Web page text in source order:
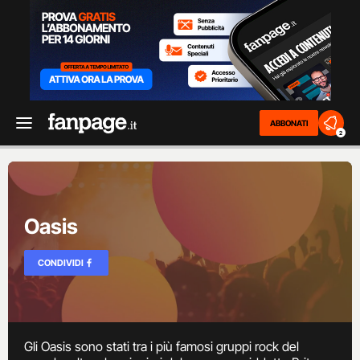
ABBONATI
2
Oasis
CONDIVIDI
Gli Oasis sono stati tra i più famosi gruppi rock del